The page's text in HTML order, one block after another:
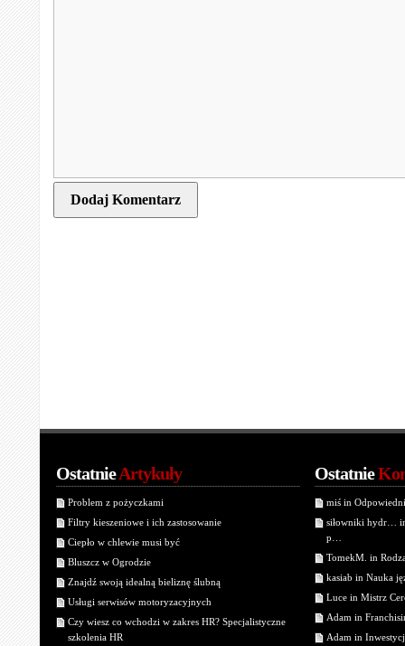
OstatnieArtykuły
Problem z pożyczkami
Filtry kieszeniowe i ich zastosowanie
Ciepło w chlewie musi być
Bluszcz w Ogrodzie
Znajdź swoją idealną bieliznę ślubną
Usługi serwisów motoryzacyjnych
Czy wiesz co wchodzi w zakres HR? Specjalistyczne
szkolenia HR
Ostatnie
miś in
siłowniki hydr…
p…
TomekM. in
kasiab in Nauka
Luce in Mistrz
Adam in
Adam in